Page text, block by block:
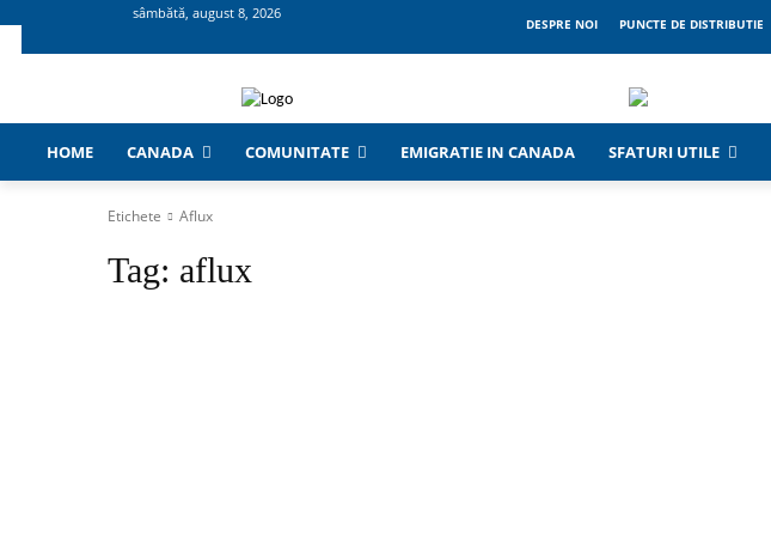
sâmbătă, august 8, 2026
DESPRE NOI PUNCTE DE DISTRIBUTIE
HOME CANADA COMUNITATE EMIGRATIE IN CANADA SFATURI UTILE
Etichete Aflux
Tag: aflux